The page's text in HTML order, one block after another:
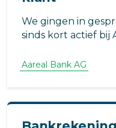
We gingen in
sinds kort actief bij
waarom juist daar
Aareal Bank AG